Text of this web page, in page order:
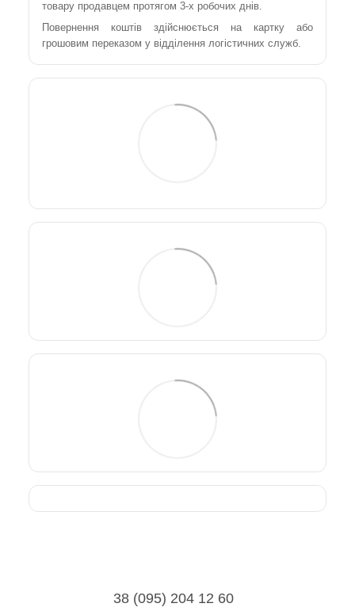
товару продавцем протягом 3-х робочих днів.
Повернення коштів здійснюється на картку або
грошовим переказом у відділення логістичних служб.
38 (095) 204 12 60